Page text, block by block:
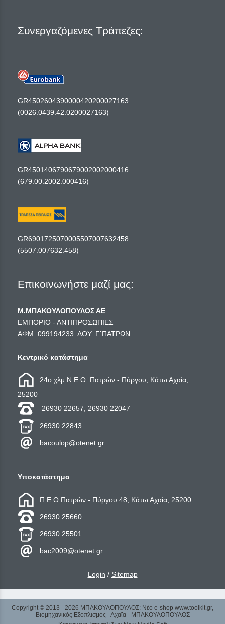
Συνεργαζόμενες Τράπεζες:
GR4502604390000420200027163
(0026.0439.42.0200027163)
GR4501406790679002002000416
(679.00.2002.000416)
GR6901725070005507007632458
(5507.007632.458)
Επικοινωνήστε μαζί μας:
Μ.ΜΠΑΚΟΥΛΟΠΟΥΛΟΣ ΑΕ
ΕΜΠΟΡΙΟ - ΑΝΤΙΠΡΟΣΩΠΙΕΣ
ΑΦΜ: 099194233 ΔΟΥ: Γ΄ΠΑΤΡΩΝ
Κεντρικό κατάστημα
24ο χλμ Ν.Ε.Ο. Πατρών - Πύργου, Κάτω Αχαία,
25200
26930 22657, 26930 22047
26930 22843
bacoulop@otenet.gr
Υποκατάστημα
Π.Ε.Ο Πατρών - Πύργου 48, Κάτω Αχαία, 25200
26930 25660
26930 25501
bac2009@otenet.gr
Login / Sitemap
Copyright © 2013 - 2026 ΜΠΑΚΟΥΛΟΠΟΥΛΟΣ: Νέο e-shop www.toolkit.gr,
Βιομηχανικός Εξοπλισμός - Αχαϊα - ΜΠΑΚΟΥΛΟΠΟΥΛΟΣ